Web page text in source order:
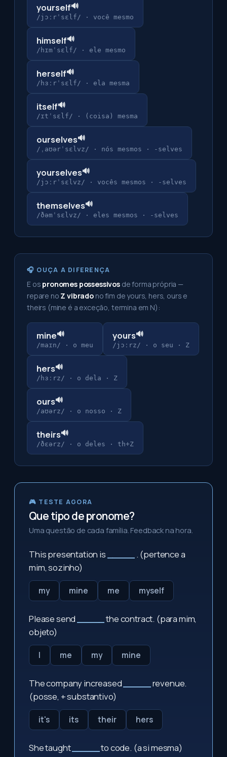
yourself🔊
/jɔːrˈsɛlf/ · você mesmo
himself🔊
/hɪmˈsɛlf/ · ele mesmo
herself🔊
/hɜːrˈsɛlf/ · ela mesma
itself🔊
/ɪtˈsɛlf/ · (coisa) mesma
ourselves🔊
/ˌaʊərˈsɛlvz/ · nós mesmos · -selves
yourselves🔊
/jɔːrˈsɛlvz/ · vocês mesmos · -selves
themselves🔊
/ðəmˈsɛlvz/ · eles mesmos · -selves
🎧 OUÇA A DIFERENÇA
E os pronomes possessivos de forma própria —
repare no Z vibradono fim de yours, hers, ours e
theirs (mine é a exceção, termina em N):
mine🔊
/maɪn/ · o meu
yours🔊
/jɔːrz/ · o seu · Z
hers🔊
/hɜːrz/ · o dela · Z
ours🔊
/aʊərz/ · o nosso · Z
theirs🔊
/ðɛərz/ · o deles · th+Z
🎮 TESTE AGORA
Que tipo de pronome?
Uma questão de cada família. Feedback na hora.
This presentation is
. (pertence a
mim, sozinho)
my mine me myself
Please send
the contract. (para mim,
objeto)
I me my mine
The company increased
revenue.
(posse, + substantivo)
it's its their hers
She taught to code. (a si mesma)